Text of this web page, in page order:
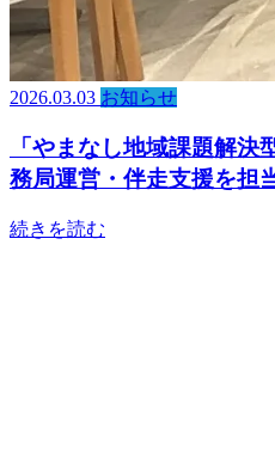
2026.03.03 お知らせ
「やまなし地域課題解
務局運営・伴走支援を担
続きを読む